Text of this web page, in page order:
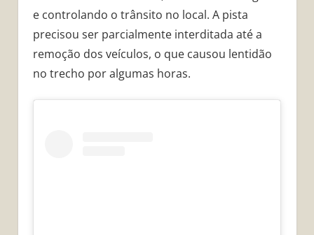
e controlando o trânsito no local. A pista
precisou ser parcialmente interditada até a
remoção dos veículos, o que causou lentidão
no trecho por algumas horas.